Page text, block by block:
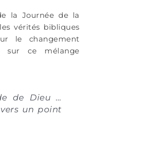
la Journée de la
vérités bibliques
le changement
sur ce mélange
de Dieu …
un point